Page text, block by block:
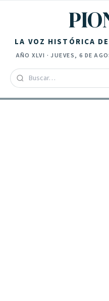
LA VOZ HISTÓRICA
AÑOXLVI ·JUEVES, 6 DE